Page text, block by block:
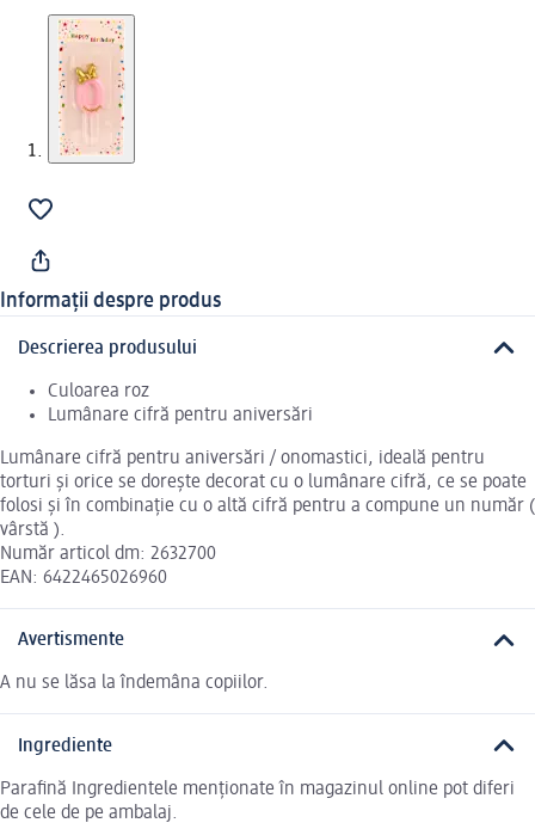
Informații despre produs
Descrierea produsului
Culoarea roz
Lumânare cifră pentru aniversări
Lumânare cifră pentru aniversări / onomastici, ideală pentru
torturi și orice se dorește decorat cu o lumânare cifră, ce se poate
folosi și în combinație cu o altă cifră pentru a compune un număr (
vârstă ).
Număr articol dm: 2632700
EAN: 6422465026960
Avertismente
A nu se lăsa la îndemâna copiilor.
Ingrediente
Parafină Ingredientele menționate în magazinul online pot diferi
de cele de pe ambalaj.